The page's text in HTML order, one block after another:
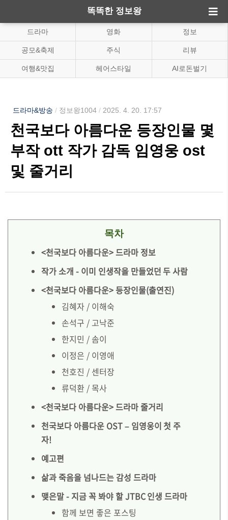
똑똑한 정보왕
드라마 영화 정보
공모&축제 주식 리뷰
여행&맛집 헤어스타일 AI로돈벌기
드라마&방송 / 정보왕1004 / 2025. 4. 20. 17:57
천국보다 아름다운 등장인물 몇
부작 ott 작가 감독 임영웅 ost
및 줄거리
목차
<천국보다 아름다운> 드라마 정보
작가 소개 - 이미 인생작을 만들었던 두 사람
<천국보다 아름다운> 등장인물(출연진)
김혜자 / 이해숙
손석구 / 고낙준
한지민 / 솜이
이정은 / 이영애
천호진 / 센터장
류덕환 / 목사
<천국보다 아름다운> 드라마 줄거리
천국보다 아름다운 OST – 임영웅이 첫 주
자!
예고편
삶과 죽음을 넘나드는 감성 드라마
맺은말 - 지금 꼭 봐야 할 JTBC 인생 드라마
함께 보면 좋은 포스팅